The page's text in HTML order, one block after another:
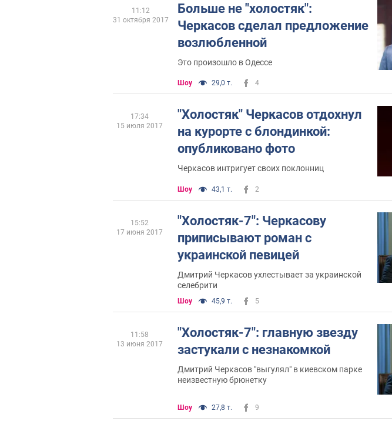
Больше не "холостяк":
Черкасов сделал предложение
возлюбленной
Это произошло в Одессе
Шоу 29,0 т. 4
11:12
31 октября 2017
"Холостяк" Черкасов отдохнул
на курорте с блондинкой:
опубликовано фото
Черкасов интригует своих поклонниц
Шоу 43,1 т. 2
17:34
15 июля 2017
"Холостяк-7": Черкасову
приписывают роман с
украинской певицей
Дмитрий Черкасов ухлестывает за украинской
селебрити
Шоу 45,9 т. 5
15:52
17 июня 2017
"Холостяк-7": главную звезду
застукали с незнакомкой
Дмитрий Черкасов "выгулял" в киевском парке
неизвестную брюнетку
Шоу 27,8 т. 9
11:58
13 июня 2017